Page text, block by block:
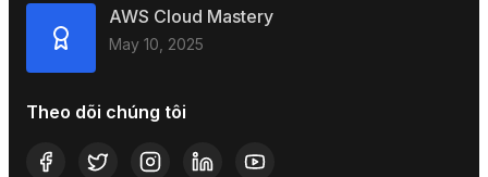
AWS Cloud Mastery
May 10, 2025
Theo dõi chúng tôi